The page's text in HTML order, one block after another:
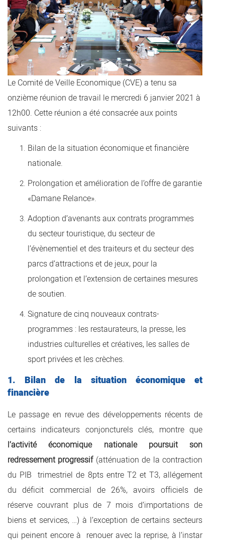
Le Comité de Veille Economique (CVE) a tenu sa
onzième réunion de travail le mercredi 6 janvier 2021 à
12h00. Cette réunion a été consacrée aux points
suivants :
​Bilan de la situation économique et financière
nationale.
Prolongation et amélioration de l’offre de garantie
«Damane Relance».
Adoption d’avenants aux contrats programmes
du secteur touristique, du secteur de
l’évènementiel et des traiteurs et du secteur des
parcs d’attractions et de jeux, pour la
prolongation et l’extension de certaines mesures
de soutien.
Signature de cinq nouveaux contrats-
programmes : les restaurateurs, la presse, les
industries culturelles et créatives, les salles de
sport privées et les crèches.
1. Bilan de la situation économique et
financière
Le passage en revue des développements récents de
certains indicateurs conjoncturels clés, montre que
l’activité économique nationale poursuit son
redressement progressif(atténuation de la contraction
du PIB trimestriel de 8pts entre T2 et T3, allégement
du déficit commercial de 26%, avoirs officiels de
réserve couvrant plus de 7 mois d’importations de
biens et services, …) à l’exception de certains secteurs
qui peinent encore à renouer avec la reprise, à l’instar